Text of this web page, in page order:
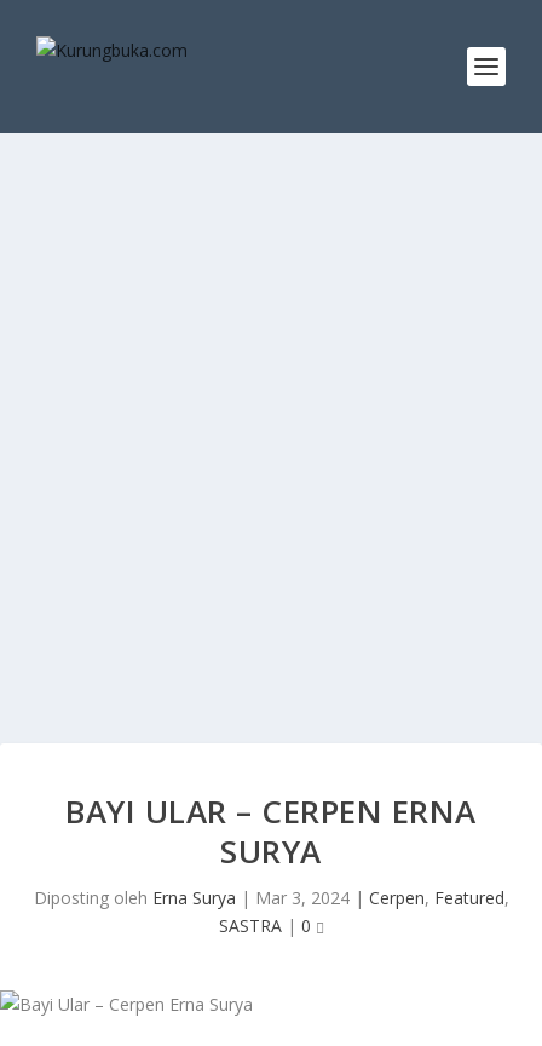
BAYI ULAR – CERPEN ERNA
SURYA
Diposting oleh Erna Surya | Mar 3, 2024| Cerpen, Featured,
SASTRA| 0